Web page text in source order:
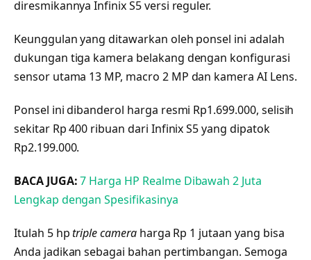
diresmikannya Infinix S5 versi reguler.
Keunggulan yang ditawarkan oleh ponsel ini adalah
dukungan tiga kamera belakang dengan konfigurasi
sensor utama 13 MP, macro 2 MP dan kamera AI Lens.
Ponsel ini dibanderol harga resmi Rp1.699.000, selisih
sekitar Rp 400 ribuan dari Infinix S5 yang dipatok
Rp2.199.000.
BACA JUGA: 7 Harga HP Realme Dibawah 2 Juta
Lengkap dengan Spesifikasinya
Itulah 5 hptriple cameraharga Rp 1 jutaan yang bisa
Anda jadikan sebagai bahan pertimbangan. Semoga